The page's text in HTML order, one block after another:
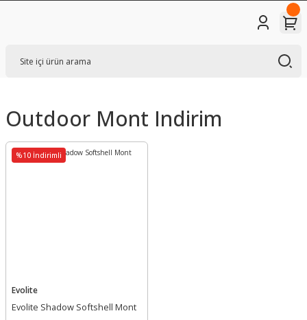
Outdoor Mont Indirim
%10 İndirimli
Evolite
Evolite Shadow Softshell Mont